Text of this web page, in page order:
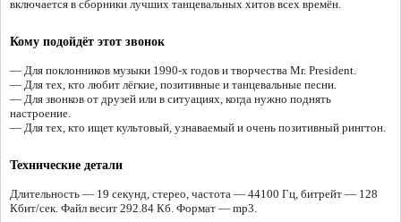
включается в сборники лучших танцевальных хитов всех времён.
Кому подойдёт этот звонок
— Для поклонников музыки 1990-х годов и творчества Mr. President.
— Для тех, кто любит лёгкие, позитивные и танцевальные песни.
— Для звонков от друзей или в ситуациях, когда нужно поднять
настроение.
— Для тех, кто ищет культовый, узнаваемый и очень позитивный рингтон.
Технические детали
Длительность — 19 секунд, стерео, частота — 44100 Гц, битрейт — 128
Кбит/сек. Файл весит 292.84 Кб. Формат — mp3.